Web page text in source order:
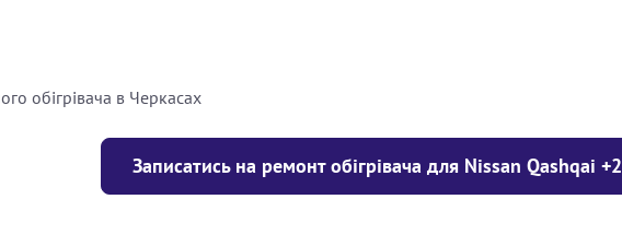
обігрівача в Черкасах
Записатись на ремонт обігрівача для Nissan Qashqai +2